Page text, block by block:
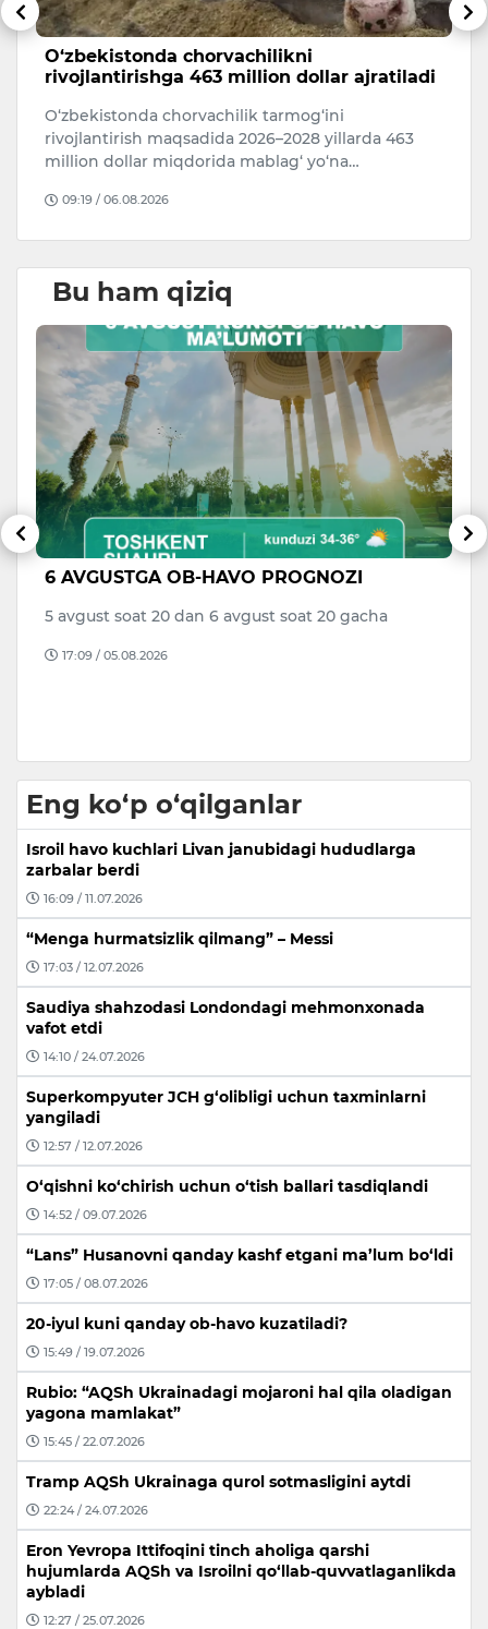
O‘zbekistonda chorvachilikni
rivojlantirishga 463 million dollar ajratiladi
O‘zbekistonda chorvachilik tarmog‘ini
rivojlantirish maqsadida 2026–2028 yillarda 463
million dollar miqdorida mablag‘ yo‘na…
09:19 / 06.08.2026
Bu ham qiziq
6 AVGUSTGA OB-HAVO PROGNOZI
5 avgust soat 20 dan 6 avgust soat 20 gacha
17:09 / 05.08.2026
Eng ko‘p o‘qilganlar
Isroil havo kuchlari Livan janubidagi hududlarga
zarbalar berdi
16:09 / 11.07.2026
“Menga hurmatsizlik qilmang” – Messi
17:03 / 12.07.2026
Saudiya shahzodasi Londondagi mehmonxonada
vafot etdi
14:10 / 24.07.2026
Superkompyuter JCH g‘olibligi uchun taxminlarni
yangiladi
12:57 / 12.07.2026
O‘qishni ko‘chirish uchun o‘tish ballari tasdiqlandi
14:52 / 09.07.2026
“Lans” Husanovni qanday kashf etgani ma’lum bo‘ldi
17:05 / 08.07.2026
20-iyul kuni qanday ob-havo kuzatiladi?
15:49 / 19.07.2026
Rubio: “AQSh Ukrainadagi mojaroni hal qila oladigan
yagona mamlakat”
15:45 / 22.07.2026
Tramp AQSh Ukrainaga qurol sotmasligini aytdi
22:24 / 24.07.2026
Eron Yevropa Ittifoqini tinch aholiga qarshi
hujumlarda AQSh va Isroilni qo‘llab-quvvatlaganlikda
aybladi
12:27 / 25.07.2026